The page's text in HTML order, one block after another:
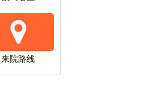
来院路线